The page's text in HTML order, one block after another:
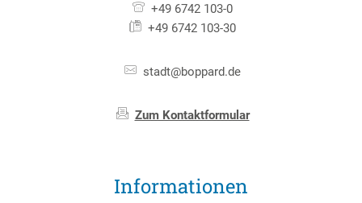
+49 6742 103-0
+49 6742 103-30
stadt@boppard.de
Zum Kontaktformular
Informationen